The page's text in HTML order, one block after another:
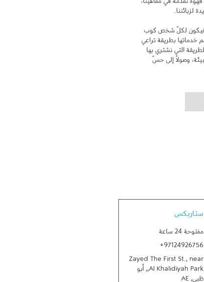
ستاربكس
مفتوحة 24 ساعة
+97124926756
Zayed The First St., near
Al Khalidiyah Park,
, أبو